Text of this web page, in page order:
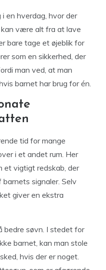
en hverdag, hvor der
være alt fra at lave
bare tage et øjeblik for
som en sikkerhed, der
man ved, at man
barnet har brug for én.
tid for mange
i et andet rum. Her
et vigtigt redskab, der
barnets signaler. Selv
giver en ekstra
bedre søvn. I stedet for
barnet, kan man stole
hvis der er noget.